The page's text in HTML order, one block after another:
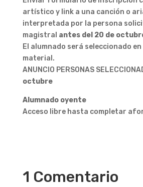
artístico y link a una canción o
interpretada por la persona
magistral antes del 20 de
El alumnado será seleccionado
material.
ANUNCIO PERSONAS
octubre
Alumnado oyente
Acceso libre hasta completar
1 Comentario